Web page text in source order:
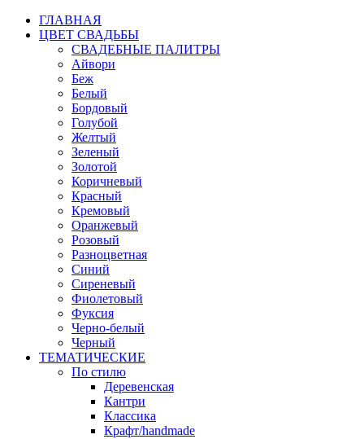
ГЛАВНАЯ
ЦВЕТ СВАДЬБЫ
СВАДЕБНЫЕ ПАЛИТРЫ
Айвори
Беж
Белый
Бордовый
Голубой
Желтый
Зеленый
Золотой
Коричневый
Красный
Кремовый
Оранжевый
Розовый
Разноцветная
Синий
Сиреневый
Фиолетовый
Фуксия
Черно-белый
Черный
ТЕМАТИЧЕСКИЕ
По стилю
Деревенская
Кантри
Классика
Крафт/handmade